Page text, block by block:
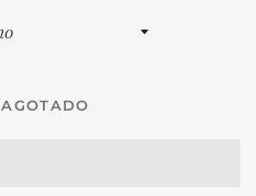
AGOTADO